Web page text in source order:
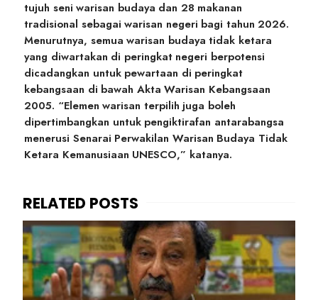
tujuh seni warisan budaya dan 28 makanan
tradisional sebagai warisan negeri bagi tahun 2026.
Menurutnya, semua warisan budaya tidak ketara
yang diwartakan di peringkat negeri berpotensi
dicadangkan untuk pewartaan di peringkat
kebangsaan di bawah Akta Warisan Kebangsaan
2005. “Elemen warisan terpilih juga boleh
dipertimbangkan untuk pengiktirafan antarabangsa
menerusi Senarai Perwakilan Warisan Budaya Tidak
Ketara Kemanusiaan UNESCO,” katanya.